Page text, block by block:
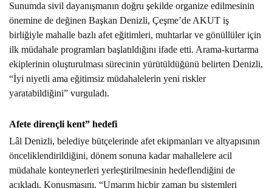
Sunumda sivil dayanışmanın doğru şekilde organize edilmesinin
önemine de değinen Başkan Denizli, Çeşme’de AKUT iş
birliğiyle mahalle bazlı afet eğitimleri, muhtarlar ve gönüllüler için
ilk müdahale programları başlatıldığını ifade etti. Arama-kurtarma
ekiplerinin oluşturulması sürecinin yürütüldüğünü belirten Denizli,
“İyi niyetli ama eğitimsiz müdahalelerin yeni riskler
yaratabildiğini” vurguladı.
Afete dirençli kent” hedefi
Lâl Denizli, belediye bütçelerinde afet ekipmanları ve altyapısının
önceliklendirildiğini, dönem sonuna kadar mahallelere acil
müdahale konteynerleri yerleştirilmesinin hedeflendiğini de
açıkladı. Konuşmasını, “Umarım hiçbir zaman bu sistemleri